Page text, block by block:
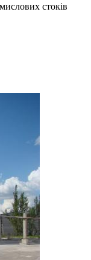
стоків